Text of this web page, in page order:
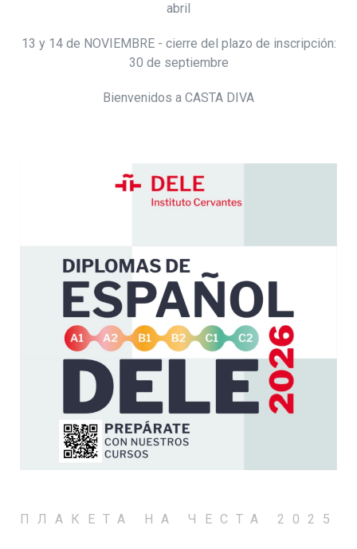
abril
13 y 14 de NOVIEMBRE - cierre del plazo de inscripción:
30 de septiembre
Bienvenidos a CASTA DIVA
ПЛАКЕТА НА ЧЕСТА 2025